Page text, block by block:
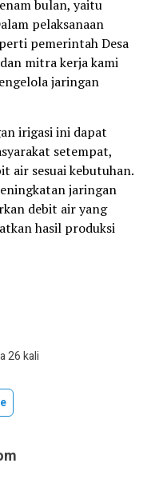
bulan, yaitu
pelaksanaan
pemerintah Desa
mitra kerja kami
jaringan
irigasi ini dapat
setempat,
air sesuai kebutuhan.
jaringan
debit air yang
hasil produksi
26 kali